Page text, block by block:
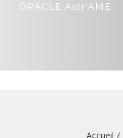
ORACLE Astr’AME
Accueil /